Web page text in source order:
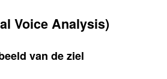
Voice Analysis)
van de ziel